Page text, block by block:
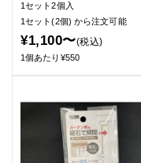
1セット2個入
1セット(2個) から注文可能
¥1,100〜(税込)
1個あたり¥550